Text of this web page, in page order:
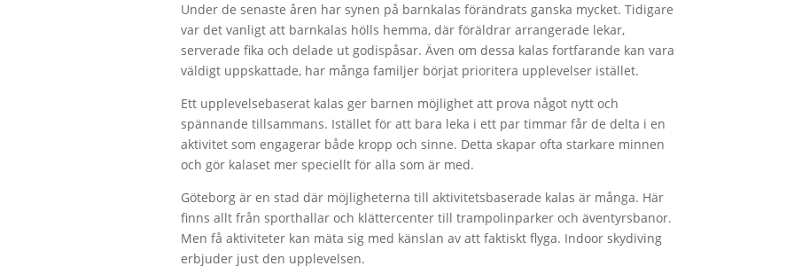
Under de senaste åren har synen på barnkalas förändrats ganska mycket. Tidigare
var det vanligt att barnkalas hölls hemma, där föräldrar arrangerade lekar,
serverade fika och delade ut godispåsar. Även om dessa kalas fortfarande kan vara
väldigt uppskattade, har många familjer börjat prioritera upplevelser istället.
Ett upplevelsebaserat kalas ger barnen möjlighet att prova något nytt och
spännande tillsammans. Istället för att bara leka i ett par timmar får de delta i en
aktivitet som engagerar både kropp och sinne. Detta skapar ofta starkare minnen
och gör kalaset mer speciellt för alla som är med.
Göteborg är en stad där möjligheterna till aktivitetsbaserade kalas är många. Här
finns allt från sporthallar och klättercenter till trampolinparker och äventyrsbanor.
Men få aktiviteter kan mäta sig med känslan av att faktiskt flyga. Indoor skydiving
erbjuder just den upplevelsen.